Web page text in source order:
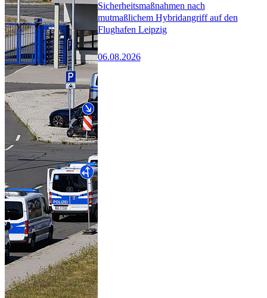
Sicherheitsmaßnahmen nach
mutmaßlichem Hybridangriff auf den
Flughafen Leipzig
06.08.2026